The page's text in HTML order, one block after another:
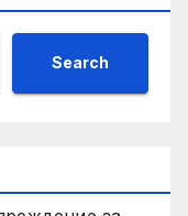
Search